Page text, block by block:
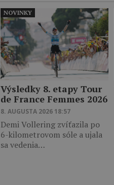
Výsledky 8. etapy Tour
de France Femmes 2026
8. AUGUSTA 2026 18:57
Demi Vollering zvíťazila po
6-kilometrovom sóle a ujala
sa vedenia…
NOVINKY